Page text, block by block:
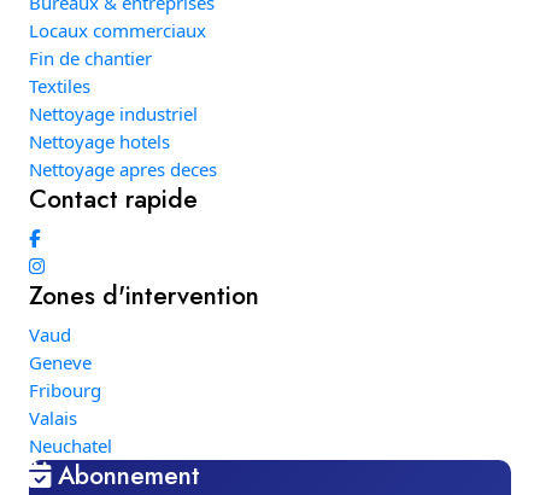
Locaux commerciaux
Fin de chantier
Textiles
Nettoyage industriel
Nettoyage hotels
Nettoyage apres deces
Contact rapide
Zones d'intervention
Vaud
Geneve
Fribourg
Valais
Neuchatel
Abonnement